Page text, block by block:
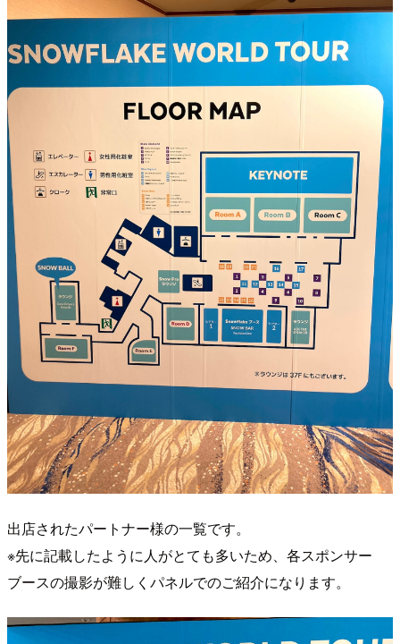
出店されたパートナー様の一覧です。
※先に記載したように人がとても多いため、各スポンサー
ブースの撮影が難しくパネルでのご紹介になります。